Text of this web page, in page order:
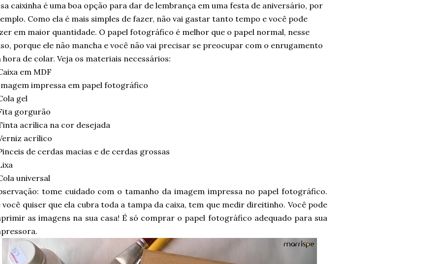
caixinha é uma boa opção para dar de lembrança em uma festa de aniversário, por
Como ela é mais simples de fazer, não vai gastar tanto tempo e você pode
em maior quantidade. O papel fotográfico é melhor que o papel normal, nesse
porque ele não mancha e você não vai precisar se preocupar com o enrugamento
hora de colar. Veja os materiais necessários:
em MDF
impressa em papel fotográfico
gel
gorgurão
acrílica na cor desejada
acrílico
de cerdas macias e de cerdas grossas
universal
tome cuidado com o tamanho da imagem impressa no papel fotográfico.
você quiser que ela cubra toda a tampa da caixa, tem que medir direitinho. Você pode
as imagens na sua casa! É só comprar o papel fotográfico adequado para sua